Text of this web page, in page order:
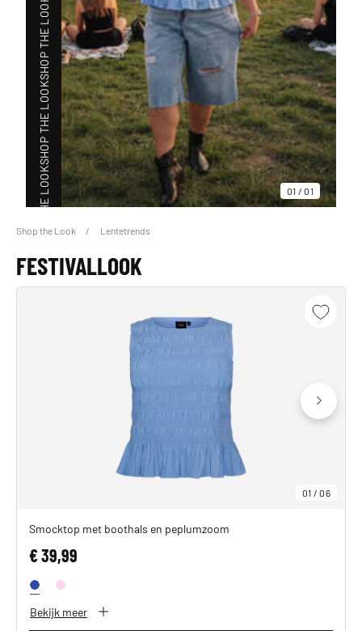
01 /01
SHOP THE LOOK
SHOP THE LOOK
SHOP THE LOOK
SHOP THE LOOK
Shop the Look Lentetrends
FESTIVALLOOK
01 /06
Smocktop met boothals en peplumzoom
€ 39,99
Bekijk meer